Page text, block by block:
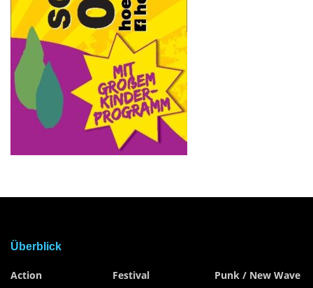
Überblick
Action
Festival
Punk / New Wave